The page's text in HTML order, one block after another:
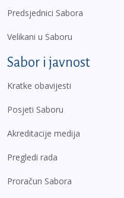
Predsjednici Sabora
Velikani u Saboru
Sabor i javnost
Kratke obavijesti
Posjeti Saboru
Akreditacije medija
Pregledi rada
Proračun Sabora